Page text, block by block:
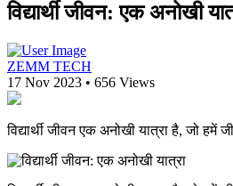
विद्यार्थी जीवन: एक अनोखी
ZEMM TECH
17 Nov 2023 • 656 Views
विद्यार्थी जीवन एक अनोखी यात्रा है, जो